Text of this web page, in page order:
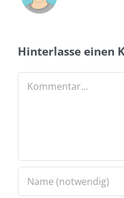
Hinterlasse einen
Kommentar